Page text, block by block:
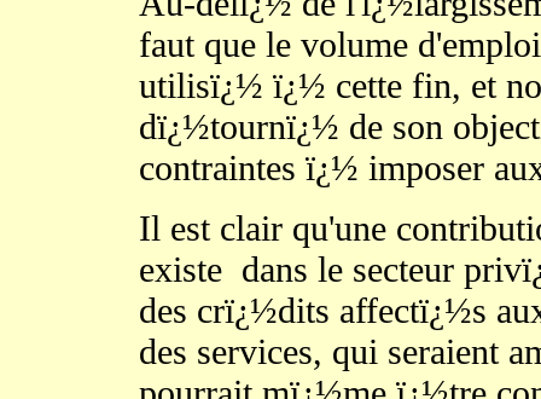
faut que le volume
utilisï¿½ ï¿½ cette fin, et
dï¿½tournï¿½ de son
contraintes ï¿½ imposer
Il est clair qu'une
existe dans le secteur
des crï¿½dits affectï¿½s
des services, qui seraient